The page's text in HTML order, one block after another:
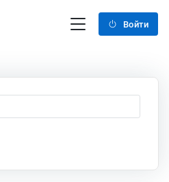
Войти